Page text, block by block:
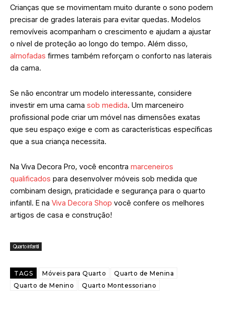
Crianças que se movimentam muito durante o sono podem
precisar de grades laterais para evitar quedas. Modelos
removíveis acompanham o crescimento e ajudam a ajustar
o nível de proteção ao longo do tempo. Além disso,
almofadas firmes também reforçam o conforto nas laterais
da cama.
Se não encontrar um modelo interessante, considere
investir em uma cama sob medida. Um marceneiro
profissional pode criar um móvel nas dimensões exatas
que seu espaço exige e com as características específicas
que a sua criança necessita.
Na Viva Decora Pro, você encontra marceneiros
qualificados para desenvolver móveis sob medida que
combinam design, praticidade e segurança para o quarto
infantil. E na Viva Decora Shop você confere os melhores
artigos de casa e construção!
Quarto infantil
TAGS Móveis para Quarto
Quarto de Menina
Quarto de Menino
Quarto Montessoriano